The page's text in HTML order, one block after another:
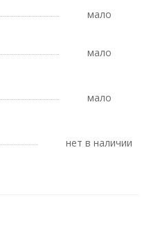
Мало
Мало
Мало
Нет в наличии